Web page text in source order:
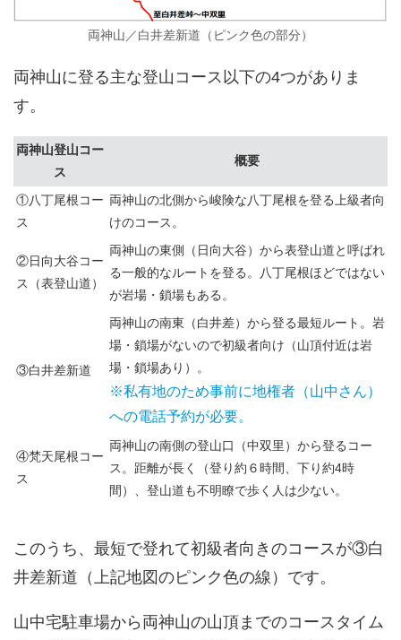
両神山／白井差新道（ピンク色の部分）
両神山に登る主な登山コース以下の4つがありま
す。
両神山登山コー
ス
概要
①八丁尾根コー
ス
両神山の北側から峻険な八丁尾根を登る上級者向
けのコース。
②日向大谷コー
ス（表登山道）
両神山の東側（日向大谷）から表登山道と呼ばれ
る一般的なルートを登る。八丁尾根ほどではない
が岩場・鎖場もある。
③白井差新道
両神山の南東（白井差）から登る最短ルート。岩
場・鎖場がないので初級者向け（山頂付近は岩
場・鎖場あり）。
※私有地のため事前に地権者（山中さん）
への電話予約が必要。
④梵天尾根コー
ス
両神山の南側の登山口（中双里）から登るコー
ス。距離が長く（登り約６時間、下り約4時
間）、登山道も不明瞭で歩く人は少ない。
このうち、最短で登れて初級者向きのコースが③白
井差新道（上記地図のピンク色の線）です。
山中宅駐車場から両神山の山頂までのコースタイム